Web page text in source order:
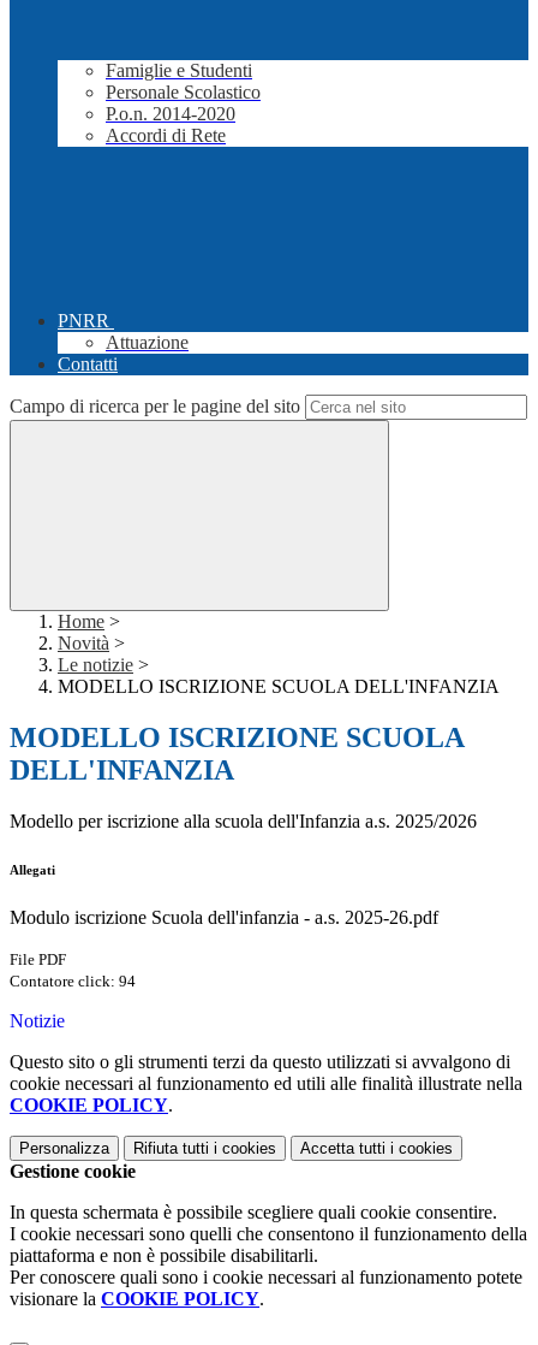
Famiglie e Studenti
Personale Scolastico
P.o.n. 2014-2020
Accordi di Rete
PNRR
Attuazione
Contatti
Campo di ricerca per le pagine del sito
Home >
Novità >
Le notizie >
MODELLO ISCRIZIONE SCUOLA DELL'INFANZIA
MODELLO ISCRIZIONE SCUOLA
DELL'INFANZIA
Modello per iscrizione alla scuola dell'Infanzia a.s. 2025/2026
Allegati
Modulo iscrizione Scuola dell'infanzia - a.s. 2025-26.pdf
File PDF
Contatore click: 94
Notizie
Questo sito o gli strumenti terzi da questo utilizzati si avvalgono di
cookie necessari al funzionamento ed utili alle finalità illustrate nella
COOKIE POLICY.
Personalizza Rifiuta tutti i cookies Accetta tutti i cookies
Gestione cookie
In questa schermata è possibile scegliere quali cookie consentire.
I cookie necessari sono quelli che consentono il funzionamento della
piattaforma e non è possibile disabilitarli.
Per conoscere quali sono i cookie necessari al funzionamento potete
visionare la COOKIE POLICY.